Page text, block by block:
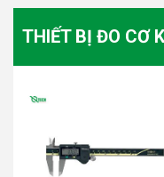
THIẾT BỊ ĐO CƠ